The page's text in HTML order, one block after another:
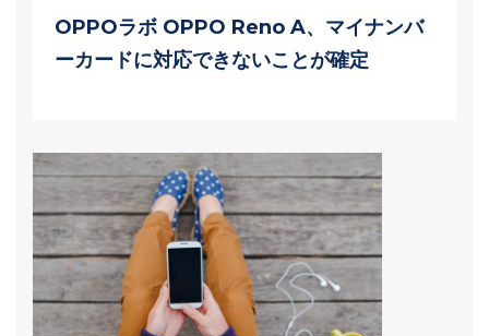
OPPOラボ OPPO Reno A、マイナンバ
ーカードに対応できないことが確定